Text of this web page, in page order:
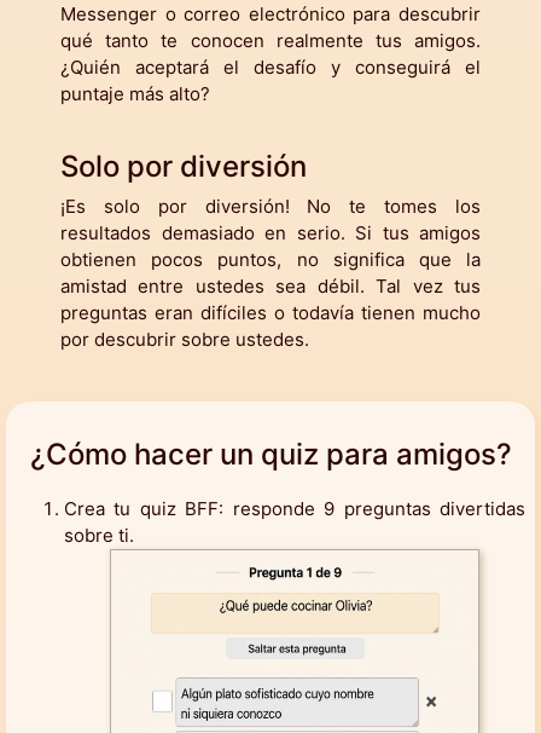
Messenger o correo electrónico para descubrir
qué tanto te conocen realmente tus amigos.
¿Quién aceptará el desafío y conseguirá el
puntaje más alto?
Solo por diversión
¡Es solo por diversión! No te tomes los
resultados demasiado en serio. Si tus amigos
obtienen pocos puntos, no significa que la
amistad entre ustedes sea débil. Tal vez tus
preguntas eran difíciles o todavía tienen mucho
por descubrir sobre ustedes.
¿Cómo hacer un quiz para amigos?
Crea tu quiz BFF: responde 9 preguntas divertidas
sobre ti.